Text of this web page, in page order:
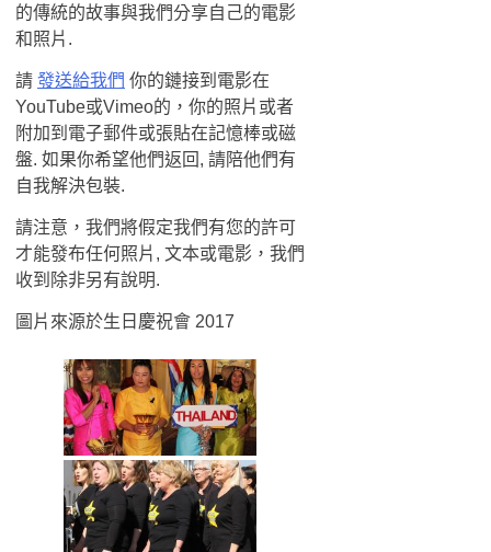
的傳統的故事與​​我們分享自己的電影
和照片.
請 發送給我們 你的鏈接到電影在
YouTube或Vimeo的，你的照片或者
附加到電子郵件或張貼在記憶棒或磁
盤. 如果你希望他們返回, 請陪他們有
自我解決包裝.
請注意，我們將假定我們有您的許可
才能發布任何照片, 文本或電影，我們
收到除非另有說明.
圖片來源於生日慶祝會 2017